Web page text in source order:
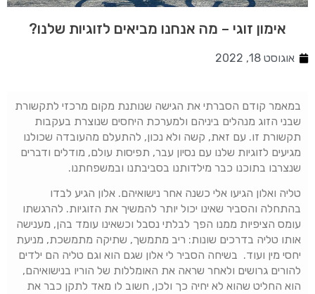
אימון זוגי – מה אנחנו מביאים לזוגיות שלנו?
אוגוסט 18, 2022
במאמר קודם הסברתי את הגישה שנותנת מקום מרכזי לתקשורת
שבני הזוג מנהלים ביניהם ולמערכת היחסים שנוצרת בעקבות
תקשורת זו. עם זאת, קשה ולא נכון, להתעלם מהעובדה שכולנו
מגיעים לזוגיות שלנו עם נסיון עבר, תפיסות עולם, מודלים ודברים
שנצרבו בתוכנו כבר מילדותנו בסביבתנו ובמשפחתנו.
טליה ואלון הגיעו אלי כשנה אחר נישואיהם. אלון הגיע לבדו
בהתחלה והסביר שאינו יכול יותר להמשיך את הזוגיות. להרגשתו
עומס הציפיות ממנו הפך לבלתי נסבל וכשאינו עומד בהן, מענישה
אותו טליה בדרכים שונות: ריב מתמשך, שתיקה מתמשכת, מניעת
יחסי מין ועוד. בשיחה הסביר לי אלון שגם הוא וגם טליה הם ילדים
להורים גרושים ולאחר שראה את האומללות של הוריו בנישואיהם,
הוא החליט שהוא לא יחיה כך ולכן, חשוב לו מאד לתקן כבר את